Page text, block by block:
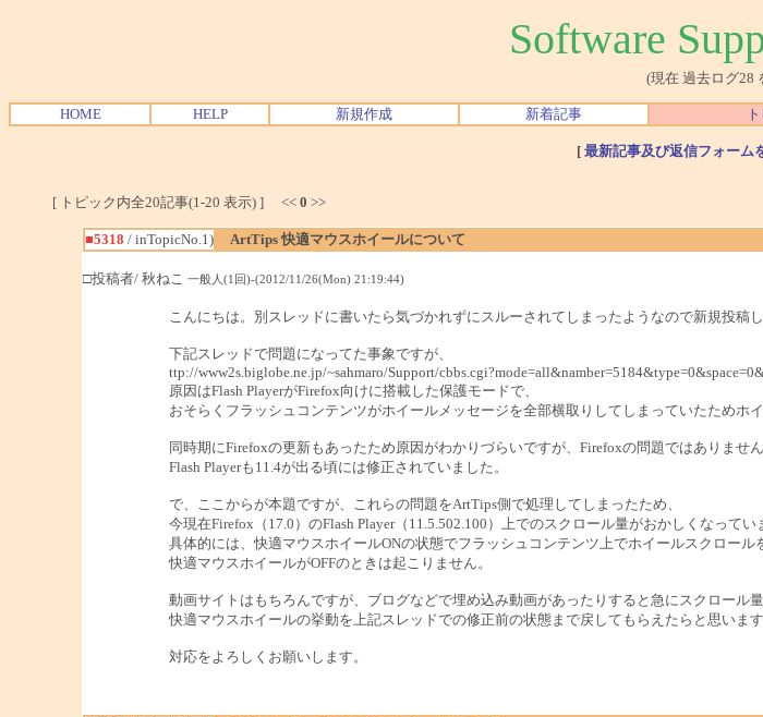
Software
(現在 過去ログ28
HOME HELP 新規作成 新着記事
[ 最新記事及び返信フォーム
[ トピック内全20記事(1-20 表示) ] << 0 >>
■5318 / inTopicNo.1)
ArtTips 快適マウスホイールについて
□投稿者/ 秋ねこ 一般人(1回)-(2012/11/26(Mon) 21:19:44)
こんにちは。別スレッドに書いたら気づかれずにスルーされてしまったようなので新規投稿し
下記スレッドで問題になってた事象ですが、
ttp://www2s.biglobe.ne.jp/~sahmaro/Support/
原因はFlash PlayerがFirefox向けに搭載した保護モードで、
おそらくフラッシュコンテンツがホイールメッセージを全部横取りしてしまっていたためホ
同時期にFirefoxの更新もあったため原因がわかりづらいですが、Firefoxの問題ではありません
Flash Playerも11.4が出る頃には修正されていました。
で、ここからが本題ですが、これらの問題をArtTips側で処理してしまったため、
今現在Firefox（17.0）のFlash Player（11.5.502.100）上でのスクロール量がおかしくなってい
具体的には、快適マウスホイールONの状態でフラッシュコンテンツ上でホイールスクロール
快適マウスホイールがOFFのときは起こりません。
動画サイトはもちろんですが、ブログなどで埋め込み動画があったりすると急にスクロール
快適マウスホイールの挙動を上記スレッドでの修正前の状態まで戻してもらえたらと思います
対応をよろしくお願いします。